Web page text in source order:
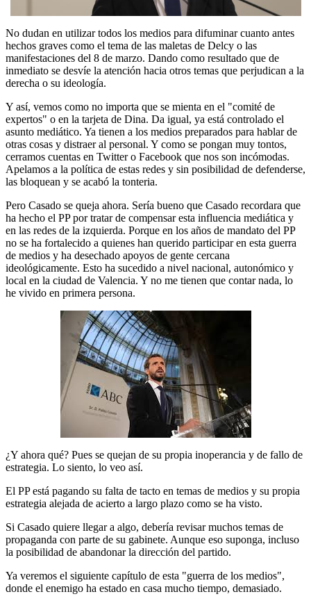
No dudan en utilizar todos los medios para difuminar cuanto antes
hechos graves como el tema de las maletas de Delcy o las
manifestaciones del 8 de marzo. Dando como resultado que de
inmediato se desvíe la atención hacia otros temas que perjudican a la
derecha o su ideología.
Y así, vemos como no importa que se mienta en el "comité de
expertos" o en la tarjeta de Dina. Da igual, ya está controlado el
asunto mediático. Ya tienen a los medios preparados para hablar de
otras cosas y distraer al personal. Y como se pongan muy tontos,
cerramos cuentas en Twitter o Facebook que nos son incómodas.
Apelamos a la política de estas redes y sin posibilidad de defenderse,
las bloquean y se acabó la tonteria.
Pero Casado se queja ahora. Sería bueno que Casado recordara que
ha hecho el PP por tratar de compensar esta influencia mediática y
en las redes de la izquierda. Porque en los años de mandato del PP
no se ha fortalecido a quienes han querido participar en esta guerra
de medios y ha desechado apoyos de gente cercana
ideológicamente. Esto ha sucedido a nivel nacional, autonómico y
local en la ciudad de Valencia. Y no me tienen que contar nada, lo
he vivido en primera persona.
¿Y ahora qué? Pues se quejan de su propia inoperancia y de fallo de
estrategia. Lo siento, lo veo así.
El PP está pagando su falta de tacto en temas de medios y su propia
estrategia alejada de acierto a largo plazo como se ha visto.
Si Casado quiere llegar a algo, debería revisar muchos temas de
propaganda con parte de su gabinete. Aunque eso suponga, incluso
la posibilidad de abandonar la dirección del partido.
Ya veremos el siguiente capítulo de esta "guerra de los medios",
donde el enemigo ha estado en casa mucho tiempo, demasiado.